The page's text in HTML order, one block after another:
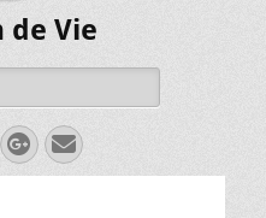
de Vie
Googleplus
E-
mail